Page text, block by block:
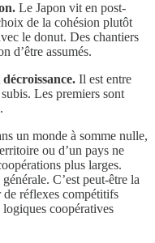
Le Japon vit en post-
de la cohésion plutôt
le donut. Des chantiers
d’être assumés.
Il est entre
Les premiers sont
un monde à somme nulle,
ou d’un pays ne
plus larges.
C’est peut-être la
réflexes compétitifs
logiques coopératives